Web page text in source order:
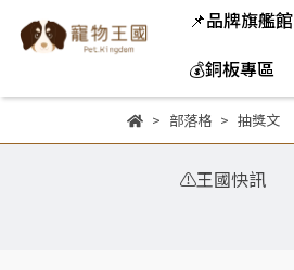
📌品牌旗艦館
💰銅板專區
部落格 抽獎文
⚠️王國快訊